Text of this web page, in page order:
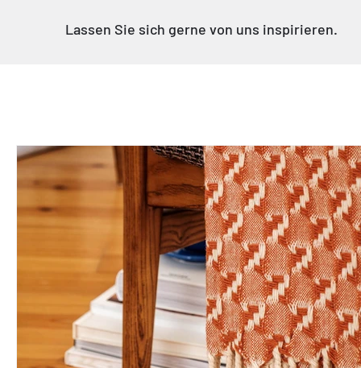
Lassen Sie sich gerne von uns inspirieren.